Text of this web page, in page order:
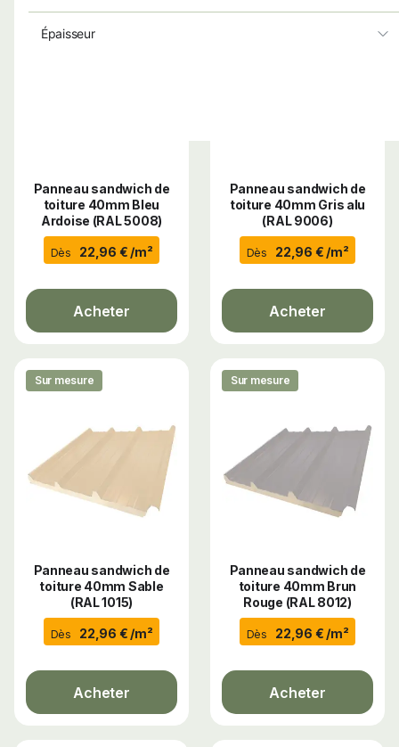
Épaisseur
Panneau sandwich de
toiture 40mm Bleu
Ardoise (RAL 5008)
Dès 22,96 € /m²
Acheter
Panneau sandwich de
toiture 40mm Gris alu
(RAL 9006)
Dès 22,96 € /m²
Acheter
Sur mesure
Panneau sandwich de
toiture 40mm Sable
(RAL 1015)
Dès 22,96 € /m²
Acheter
Sur mesure
Panneau sandwich de
toiture 40mm Brun
Rouge (RAL 8012)
Dès 22,96 € /m²
Acheter